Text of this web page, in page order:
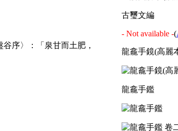
序〉：「泉甘而土肥，
古璽文編
- Not available -(
龍龕手鏡(高麗
龍龕手鑑